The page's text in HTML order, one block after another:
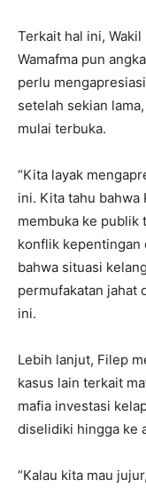
Terkait hal ini, Wakil
Wamafma pun
perlu
setelah sekian
mulai terbuka.
“Kita layak
ini. Kita tahu bahwa
membuka ke publik
konflik kepentingan
bahwa situasi
permufakatan jahat
ini.
Lebih lanjut, Filep
kasus lain terkait
mafia investasi
diselidiki hingga ke
“Kalau kita mau